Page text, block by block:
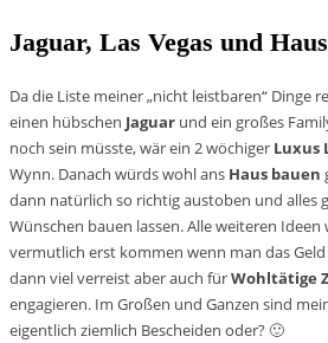
Jaguar, Las Vegas und Haus
Da die Liste meiner „nicht leistbaren“ Dinge
einen hübschen Jaguar und ein großes
noch sein müsste, wär ein 2 wöchiger Luxus
Wynn. Danach würds wohl ans Haus bauen
dann natürlich so richtig austoben und alles
Wünschen bauen lassen. Alle weiteren
vermutlich erst kommen wenn man das
dann viel verreist aber auch fürWohltätige
engagieren. Im Großen und Ganzen sind
eigentlich ziemlich Bescheiden oder? 🙂